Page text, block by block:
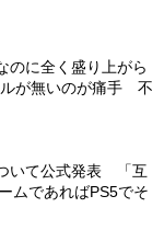
のに全く盛り上がら
が無いのが痛手 不
いて公式発表 「互
ムであればPS5でそ